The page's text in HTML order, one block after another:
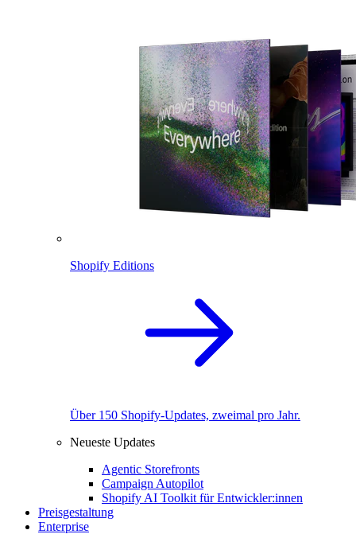
Shopify Editions
Über 150 Shopify-Updates, zweimal pro Jahr.
Neueste Updates
Agentic Storefronts
Campaign Autopilot
Shopify AI Toolkit für Entwickler:innen
Preisgestaltung
Enterprise